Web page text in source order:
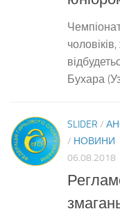
Бухара
SLIDER /
/ НОВИНИ
06.08.2018